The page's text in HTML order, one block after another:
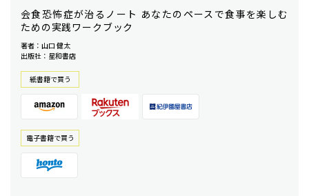
会食恐怖症が治るノート あなたのペースで食事を楽しむ
ための実践ワークブック
著者：山口 健太
出版社：星和書店
紙書籍で買う
電⼦書籍で買う